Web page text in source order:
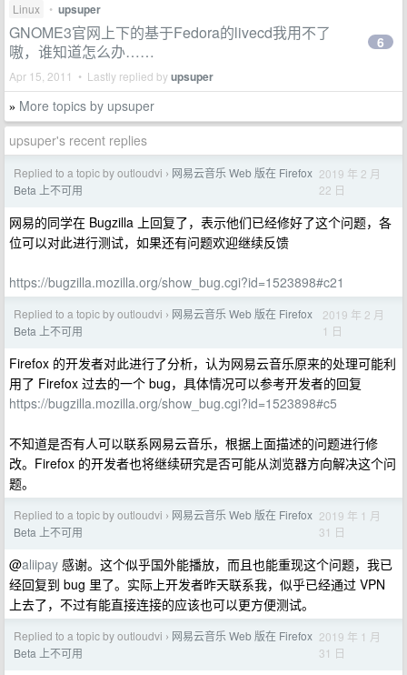
Linux • upsuper
GNOME3官网上下的基于Fedora的livecd我用不了
嗷，谁知道怎么办……
Apr 15, 2011 • Lastly replied byupsuper
6
» More topics by upsuper
upsuper's recent replies
Replied to a topic by outloudvi › 网易云音乐 Web 版在 Firefox
Beta 上不可用
2019 年 2 月
22 日
网易的同学在 Bugzilla 上回复了，表示他们已经修好了这个问题，各
位可以对此进行测试，如果还有问题欢迎继续反馈
https://bugzilla.mozilla.org/show_bug.cgi?id=1523898#c21
Replied to a topic by outloudvi › 网易云音乐 Web 版在 Firefox
Beta 上不可用
2019 年 2 月
1 日
Firefox 的开发者对此进行了分析，认为网易云音乐原来的处理可能利
用了 Firefox 过去的一个 bug，具体情况可以参考开发者的回复
https://bugzilla.mozilla.org/show_bug.cgi?id=1523898#c5
不知道是否有人可以联系网易云音乐，根据上面描述的问题进行修
改。Firefox 的开发者也将继续研究是否可能从浏览器方向解决这个问
题。
Replied to a topic by outloudvi › 网易云音乐 Web 版在 Firefox
Beta 上不可用
2019 年 1 月
31 日
@aliipay 感谢。这个似乎国外能播放，而且也能重现这个问题，我已
经回复到 bug 里了。实际上开发者昨天联系我，似乎已经通过 VPN
上去了，不过有能直接连接的应该也可以更方便测试。
Replied to a topic by outloudvi › 网易云音乐 Web 版在 Firefox
Beta 上不可用
2019 年 1 月
31 日